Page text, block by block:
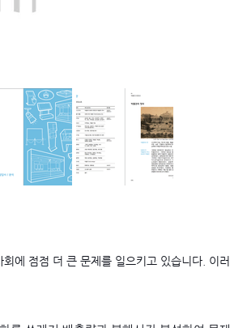
에 점점 더 큰 문제를 일으키고 있습니다. 이러